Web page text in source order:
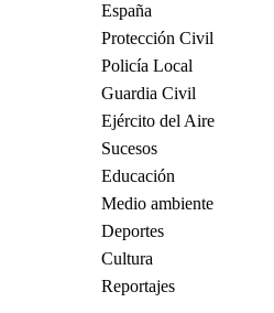
España
Protección Civil
Policía Local
Guardia Civil
Ejército del Aire
Sucesos
Educación
Medio ambiente
Deportes
Cultura
Reportajes